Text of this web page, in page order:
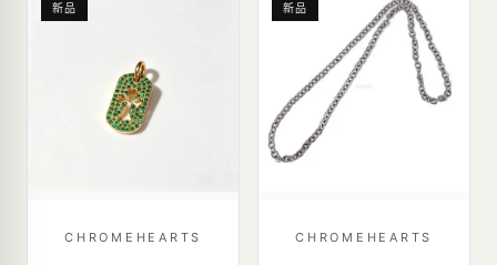
新品
CHROMEHEARTS
新品
CHROMEHEARTS